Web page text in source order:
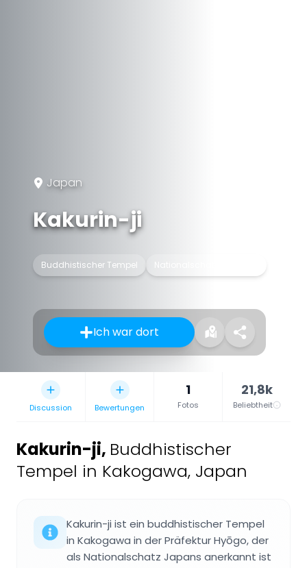
Japan
Kakurin-ji
Buddhistischer Tempel
Ich war dort
Discussion Bewertungen
1
Fotos
21,8k
Beliebtheit
Kakurin-ji, Buddhistischer
Tempel in Kakogawa, Japan
Kakurin-ji ist ein buddhistischer Tempel
in Kakogawa in der Präfektur Hyōgo, der
als Nationalschatz Japans anerkannt ist